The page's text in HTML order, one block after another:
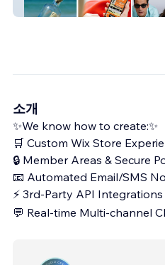
Boyastudio
소개
✨We know how to create:✨
🛒 Custom Wix Store
🔒 Member Areas & Secure
📧 Automated Email/SMS
⚡ 3rd-Party API Integrations
💬 Real-time Multi-channel